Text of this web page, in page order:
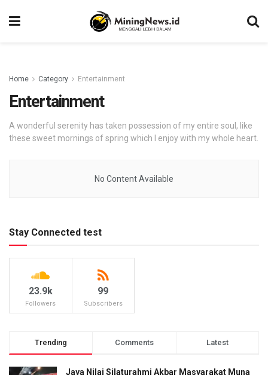
Home Category Entertainment
Entertainment
A wonderful serenity has taken possession of my entire soul, like
these sweet mornings of spring which I enjoy with my whole heart.
No Content Available
Stay Connected test
23.9k
Followers
99
Subscribers
Trending Comments Latest
Jaya Nilai Silaturahmi Akbar Masyarakat Muna